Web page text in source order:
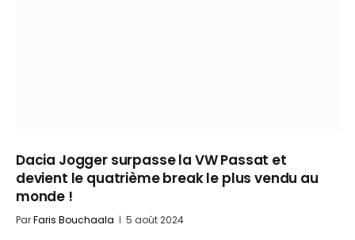
Dacia Jogger surpasse la VW Passat et
devient le quatrième break le plus vendu au
monde !
ParFaris Bouchaala 5 août 2024